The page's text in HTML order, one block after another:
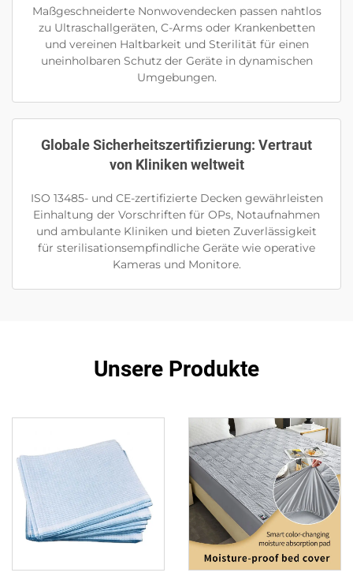
Maßgeschneiderte Nonwovendecken passen nahtlos
zu Ultraschallgeräten, C-Arms oder Krankenbetten
und vereinen Haltbarkeit und Sterilität für einen
uneinholbaren Schutz der Geräte in dynamischen
Umgebungen.
Globale Sicherheitszertifizierung: Vertraut
von Kliniken weltweit
ISO 13485- und CE-zertifizierte Decken gewährleisten
Einhaltung der Vorschriften für OPs, Notaufnahmen
und ambulante Kliniken und bieten Zuverlässigkeit
für sterilisationsempfindliche Geräte wie operative
Kameras und Monitore.
Unsere Produkte